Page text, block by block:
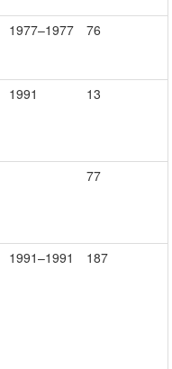
1977–1977 76
1991 13
77
1991–1991 187